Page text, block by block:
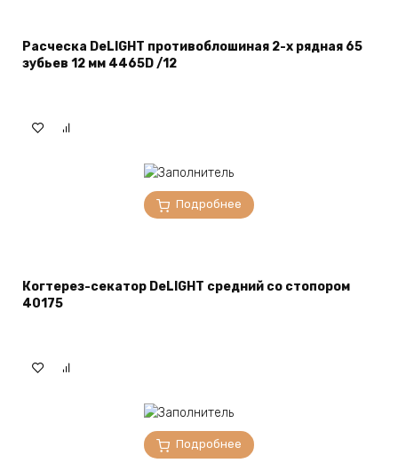
Расческа DeLIGHT противоблошиная 2-х рядная 65
зубьев 12 мм 4465D /12
Подробнее
Когтерез-секатор DeLIGHT средний со стопором
40175
Подробнее